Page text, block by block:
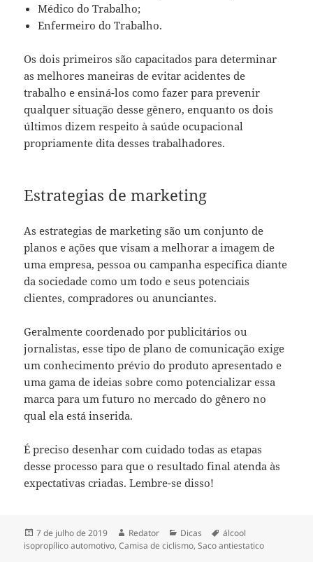
Médico do Trabalho;
Enfermeiro do Trabalho.
Os dois primeiros são capacitados para determinar
as melhores maneiras de evitar acidentes de
trabalho e ensiná-los como fazer para prevenir
qualquer situação desse gênero, enquanto os dois
últimos dizem respeito à saúde ocupacional
propriamente dita desses trabalhadores.
Estrategias de marketing
As estrategias de marketing são um conjunto de
planos e ações que visam a melhorar a imagem de
uma empresa, pessoa ou campanha específica diante
da sociedade como um todo e seus potenciais
clientes, compradores ou anunciantes.
Geralmente coordenado por publicitários ou
jornalistas, esse tipo de plano de comunicação exige
um conhecimento prévio do produto apresentado e
uma gama de ideias sobre como potencializar essa
marca para um futuro no mercado do gênero no
qual ela está inserida.
É preciso desenhar com cuidado todas as etapas
desse processo para que o resultado final atenda às
expectativas criadas. Lembre-se disso!
Publicado
em
7 de julho de 2019 Autor
Redator Categorias
Dicas Tags
álcool
isopropílico automotivo,Camisa de ciclismo,Saco antiestatico